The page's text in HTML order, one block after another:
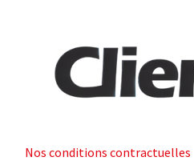
Nos conditions contractuelles